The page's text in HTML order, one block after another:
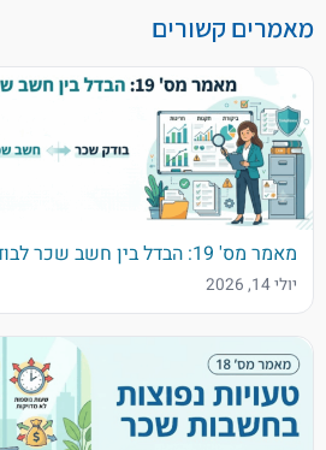
מאמרים קשורים
מאמר מס' 19: הבדל בין חשב שכר לבודק שכר
יולי 14, 2026